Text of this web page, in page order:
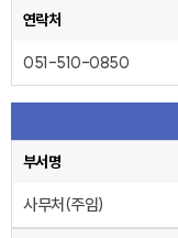
연락처
051-510-0850
부서명
사무처(주임)